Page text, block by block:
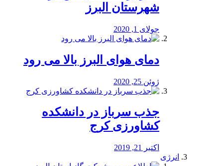
شهرستان البرز
جولای 1, 2020
دمای هوای البرز بالا می رود
ژوئن 25, 2020
جذب سرباز در دانشکده
کشاورزی کرج
اکتبر 21, 2019
انرژی